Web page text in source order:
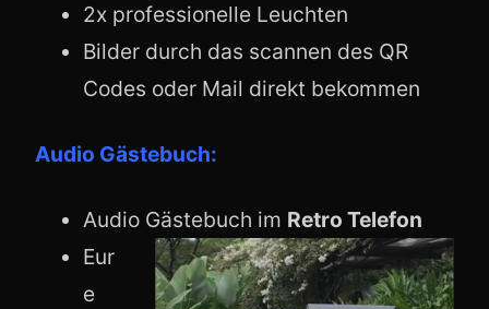
2x professionelle Leuchten
Bilder durch das scannen des QR
Codes oder Mail direkt bekommen
Audio Gästebuch:
Audio Gästebuch im Retro Telefon
Eur
e